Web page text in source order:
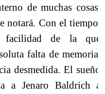
de muchas cosas,
notará. Con el tiempo,
facilidad de la que
falta de memoria,
desmedida. El sueño
a Jenaro Baldrich a